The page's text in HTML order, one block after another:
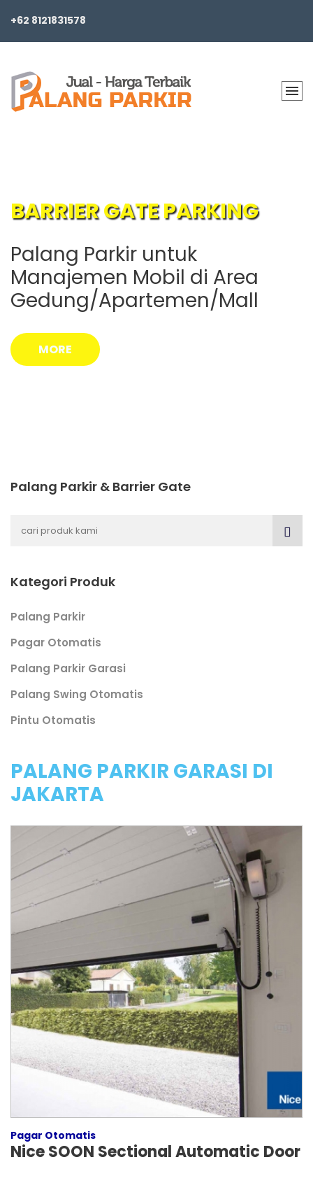
+62 8121831578
BARRIER GATE PARKING
Palang Parkir untuk
Manajemen Mobil di Area
Gedung/Apartemen/Mall
MORE
Didukung oleh Software Parkir
dan Teknisi yang Handal
Palang Parkir & Barrier Gate
Kategori Produk
Palang Parkir
Pagar Otomatis
Palang Parkir Garasi
Palang Swing Otomatis
Pintu Otomatis
PALANG PARKIR GARASI DI
JAKARTA
Pagar Otomatis
Nice SOON Sectional Automatic Door